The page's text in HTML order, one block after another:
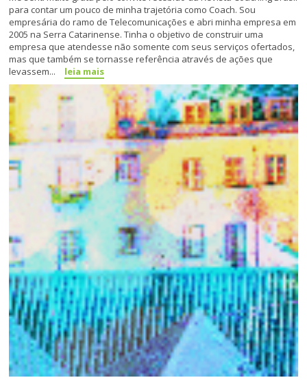
para contar um pouco de minha trajetória como Coach. Sou
empresária do ramo de Telecomunicações e abri minha empresa em
2005 na Serra Catarinense. Tinha o objetivo de construir uma
empresa que atendesse não somente com seus serviços ofertados,
mas que também se tornasse referência através de ações que
levassem...
leia mais